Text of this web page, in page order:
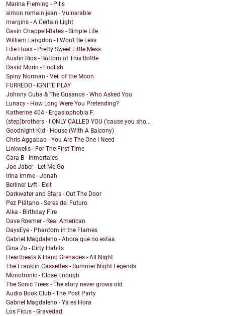
Marina Fleming - Pills
simon romain jean - Vulnerable
margins - A Certain Light
Gavin Chappell-Bates - Simple Life
William Langdon - I Won't Be Less
Lilie Hoax - Pretty Sweet Little Mess
Austin Rios - Bottom of This Bottle
David Morin - Foolish
Spiny Norman - Veil of the Moon
FURREDO - IGNITE PLAY
Johnny Cuba & The Gusanos - Who Asked You
Lunacy - How Long Were You Pretending?
Katherine 404 - Ergasiophobia F.
(step)brothers - I ONLY CALLED YOU ('cause you sho...
Goodnight Kid - House (With A Balcony)
Chris Aggabao - You Are The One I Need
Linkwells - For The First Time
Cara B - Inmortales
Joe Jaber - Let Me Go
Irina Imme - Jonah
Berliner Lvft - Exit
Darkwater and Stars - Out The Door
Pez Plátano - Seres del Futuro
Alka - Birthday Fire
Dave Roemer - Real American
DaysEye - Phantom in the Flames
Gabriel Magdaleno - Ahora que no estas
Gina Zo - Dirty Habits
Heartbeats & Hand Grenades - All Night
The Franklin Cassettes - Summer Night Legends
Monotronic - Close Enough
The Sonic Trees - The story never grows old
Audio Book Club - The Post Party
Gabriel Magdaleno - Ya es Hora
Los Ficus - Gravedad